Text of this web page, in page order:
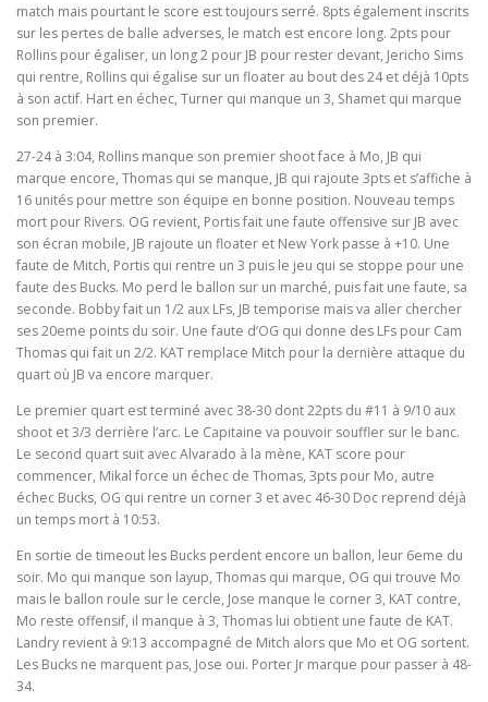
match mais pourtant le score est toujours serré. 8pts également inscrits
sur les pertes de balle adverses, le match est encore long. 2pts pour
Rollins pour égaliser, un long 2 pour JB pour rester devant, Jericho Sims
qui rentre, Rollins qui égalise sur un floater au bout des 24 et déjà 10pts
à son actif. Hart en échec, Turner qui manque un 3, Shamet qui marque
son premier.
27-24 à 3:04, Rollins manque son premier shoot face à Mo, JB qui
marque encore, Thomas qui se manque, JB qui rajoute 3pts et s’affiche à
16 unités pour mettre son équipe en bonne position. Nouveau temps
mort pour Rivers. OG revient, Portis fait une faute offensive sur JB avec
son écran mobile, JB rajoute un floater et New York passe à +10. Une
faute de Mitch, Portis qui rentre un 3 puis le jeu qui se stoppe pour une
faute des Bucks. Mo perd le ballon sur un marché, puis fait une faute, sa
seconde. Bobby fait un 1/2 aux LFs, JB temporise mais va aller chercher
ses 20eme points du soir. Une faute d’OG qui donne des LFs pour Cam
Thomas qui fait un 2/2. KAT remplace Mitch pour la dernière attaque du
quart où JB va encore marquer.
Le premier quart est terminé avec 38-30 dont 22pts du #11 à 9/10 aux
shoot et 3/3 derrière l’arc. Le Capitaine va pouvoir souffler sur le banc.
Le second quart suit avec Alvarado à la mène, KAT score pour
commencer, Mikal force un échec de Thomas, 3pts pour Mo, autre
échec Bucks, OG qui rentre un corner 3 et avec 46-30 Doc reprend déjà
un temps mort à 10:53.
En sortie de timeout les Bucks perdent encore un ballon, leur 6eme du
soir. Mo qui manque son layup, Thomas qui marque, OG qui trouve Mo
mais le ballon roule sur le cercle, Jose manque le corner 3, KAT contre,
Mo reste offensif, il manque à 3, Thomas lui obtient une faute de KAT.
Landry revient à 9:13 accompagné de Mitch alors que Mo et OG sortent.
Les Bucks ne marquent pas, Jose oui. Porter Jr marque pour passer à 48-
34.